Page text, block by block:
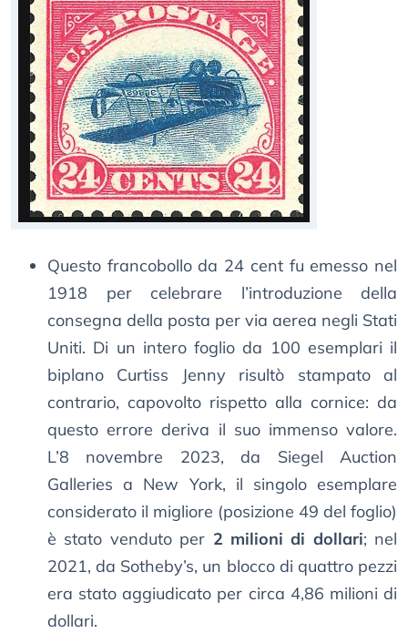
Questo francobollo da 24 cent fu emesso nel
1918 per celebrare l’introduzione della
consegna della posta per via aerea negli Stati
Uniti. Di un intero foglio da 100 esemplari il
biplano Curtiss Jenny risultò stampato al
contrario, capovolto rispetto alla cornice: da
questo errore deriva il suo immenso valore.
L’8 novembre 2023, da Siegel Auction
Galleries a New York, il singolo esemplare
considerato il migliore (posizione 49 del foglio)
è stato venduto per 2 milioni di dollari; nel
2021, da Sotheby’s, un blocco di quattro pezzi
era stato aggiudicato per circa 4,86 milioni di
dollari.